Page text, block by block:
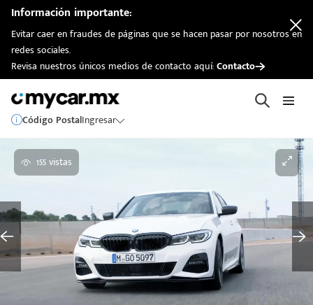
Información importante:
Evitar caer en fraudes de páginas que se hacen pasar por nosotros en
redes sociales.
Revisa nuestros únicos medios de contacto aquí:Contacto
Código PostalIngresar
155 vistas